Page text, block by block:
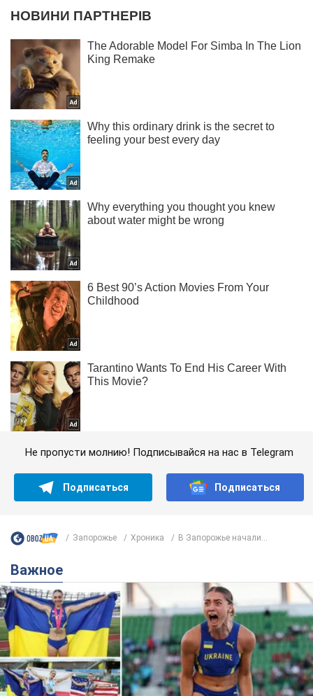
Не пропусти молнию! Подписывайся на нас в Telegram
Подписаться Подписаться
Запорожье Хроника В Запорожье начали...
Важное